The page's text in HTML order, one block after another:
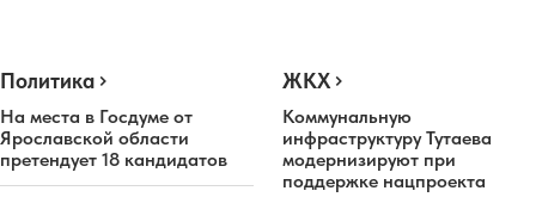
Политика
На места в Госдуме от
Ярославской области
претендует 18 кандидатов
ЖКХ
Коммунальную
инфраструктуру Тутаева
модернизируют при
поддержке нацпроекта